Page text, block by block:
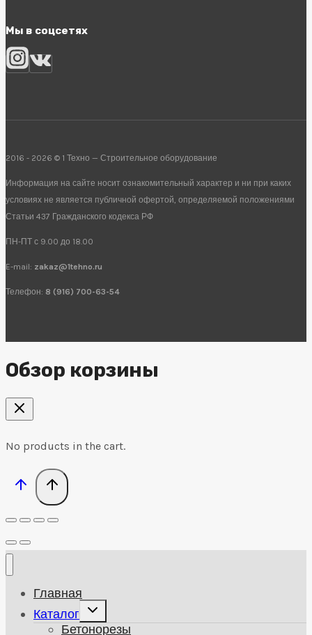
Мы в соцсетях
2016 - 2026 © 1 Техно — Строительное оборудование
Информация на сайте носит ознакомительный характер и ни при каких
условиях не является публичной офертой, определяемой положениями
Статьи 437 Гражданского кодекса РФ
ПН-ПТ с 9.00 до 18.00
E-mail: zakaz@1tehno.ru
Телефон: 8 (916) 700-63-54
Обзор корзины
No products in the cart.
Главная
Каталог
Развернуть
меню
Бетонорезы